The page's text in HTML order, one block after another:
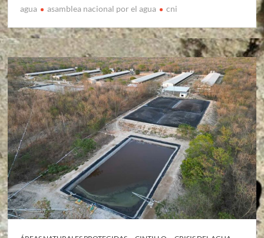
agua asamblea nacional por el agua cni